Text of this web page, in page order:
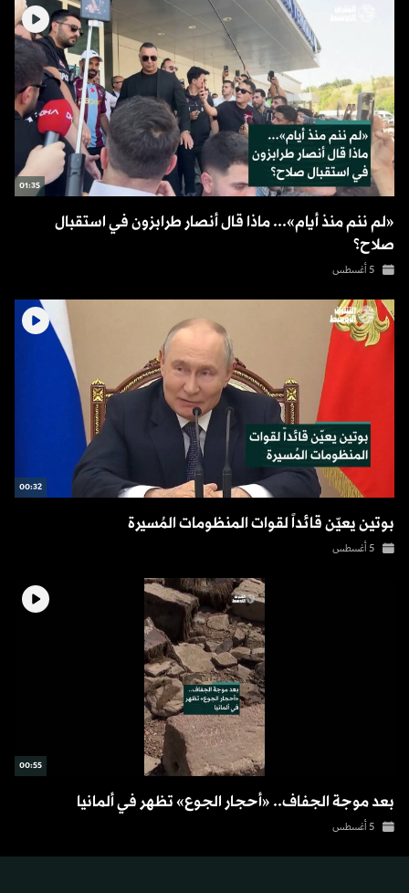
01:35
«لم ننم منذ أيام»... ماذا قال أنصار طرابزون في استقبال
صلاح؟
5 أغسطس
00:32
بوتين يعيّن قائداً لقوات المنظومات المُسيرة
5 أغسطس
00:55
بعد موجة الجفاف.. «أحجار الجوع» تظهر في ألمانيا
5 أغسطس